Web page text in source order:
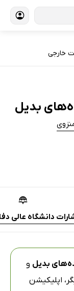
خارجی
بدیل
دانشگاه عالی
بدیل و
اپلیکیشن